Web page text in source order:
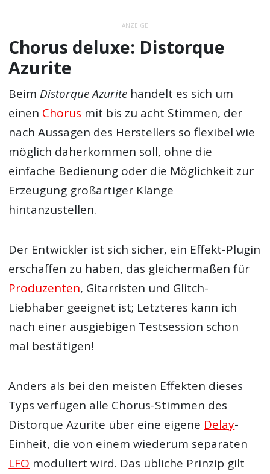
ANZEIGE
Chorus deluxe: Distorque
Azurite
Beim Distorque Azurite handelt es sich um
einen Chorus mit bis zu acht Stimmen, der
nach Aussagen des Herstellers so flexibel wie
möglich daherkommen soll, ohne die
einfache Bedienung oder die Möglichkeit zur
Erzeugung großartiger Klänge
hintanzustellen.
Der Entwickler ist sich sicher, ein Effekt-Plugin
erschaffen zu haben, das gleichermaßen für
Produzenten, Gitarristen und Glitch-
Liebhaber geeignet ist; Letzteres kann ich
nach einer ausgiebigen Testsession schon
mal bestätigen!
Anders als bei den meisten Effekten dieses
Typs verfügen alle Chorus-Stimmen des
Distorque Azurite über eine eigene Delay-
Einheit, die von einem wiederum separaten
LFO moduliert wird. Das übliche Prinzip gilt